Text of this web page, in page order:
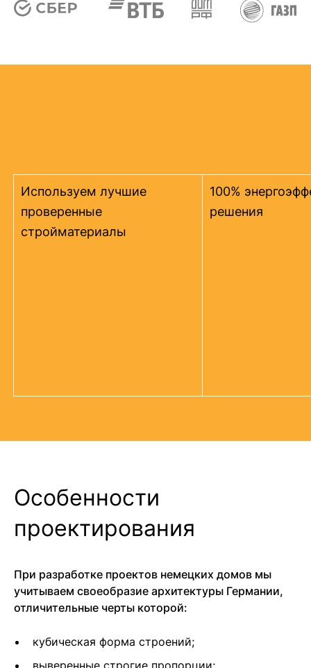
Используем лучшие
проверенные
стройматериалы
100%
решения
Особенности
проектирования
При разработке проектов немецких домов мы
учитываем своеобразие архитектуры Германии,
отличительные черты которой:
кубическая форма строений;
выверенные строгие пропорции;